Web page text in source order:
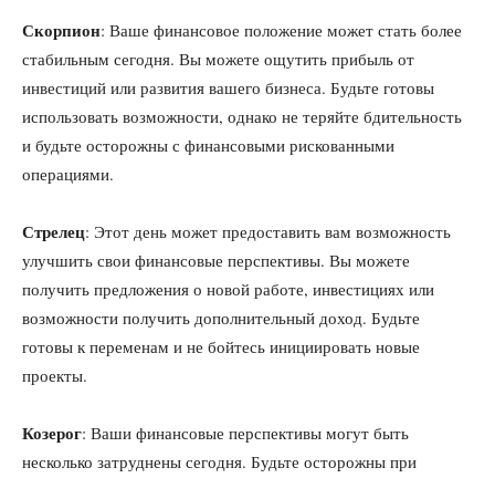
Скорпион: Ваше финансовое положение может стать более
стабильным сегодня. Вы можете ощутить прибыль от
инвестиций или развития вашего бизнеса. Будьте готовы
использовать возможности, однако не теряйте бдительность
и будьте осторожны с финансовыми рискованными
операциями.
Стрелец: Этот день может предоставить вам возможность
улучшить свои финансовые перспективы. Вы можете
получить предложения о новой работе, инвестициях или
возможности получить дополнительный доход. Будьте
готовы к переменам и не бойтесь инициировать новые
проекты.
Козерог: Ваши финансовые перспективы могут быть
несколько затруднены сегодня. Будьте осторожны при